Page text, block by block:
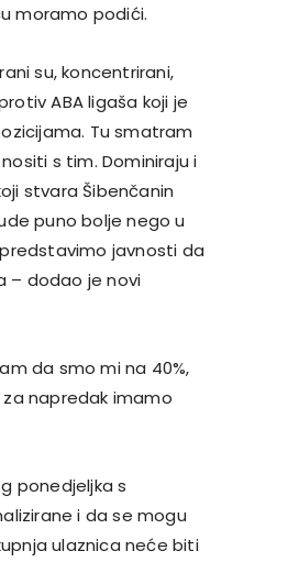
moramo podići.
su, koncentrirani,
ABA ligaša koji je
Tu smatram
s tim. Dominiraju i
stvara Šibenčanin
puno bolje nego u
javnosti da
– dodao je novi
da smo mi na 40%,
napredak imamo
ponedjeljka s
i da se mogu
ulaznica neće biti